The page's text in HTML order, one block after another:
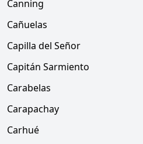
Canning
Cañuelas
Capilla del Señor
Capitán Sarmiento
Carabelas
Carapachay
Carhué